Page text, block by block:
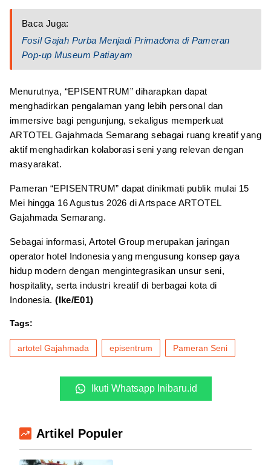
Baca Juga:
Fosil Gajah Purba Menjadi Primadona di Pameran
Pop-up Museum Patiayam
Menurutnya, “EPISENTRUM” diharapkan dapat
menghadirkan pengalaman yang lebih personal dan
immersive bagi pengunjung, sekaligus memperkuat
ARTOTEL Gajahmada Semarang sebagai ruang kreatif yang
aktif menghadirkan kolaborasi seni yang relevan dengan
masyarakat.
Pameran “EPISENTRUM” dapat dinikmati publik mulai 15
Mei hingga 16 Agustus 2026 di Artspace ARTOTEL
Gajahmada Semarang.
Sebagai informasi, Artotel Group merupakan jaringan
operator hotel Indonesia yang mengusung konsep gaya
hidup modern dengan mengintegrasikan unsur seni,
hospitality, serta industri kreatif di berbagai kota di
Indonesia.(Ike/E01)
Tags:
artotel Gajahmada episentrum Pameran Seni
Ikuti Whatsapp Inibaru.id
Artikel Populer